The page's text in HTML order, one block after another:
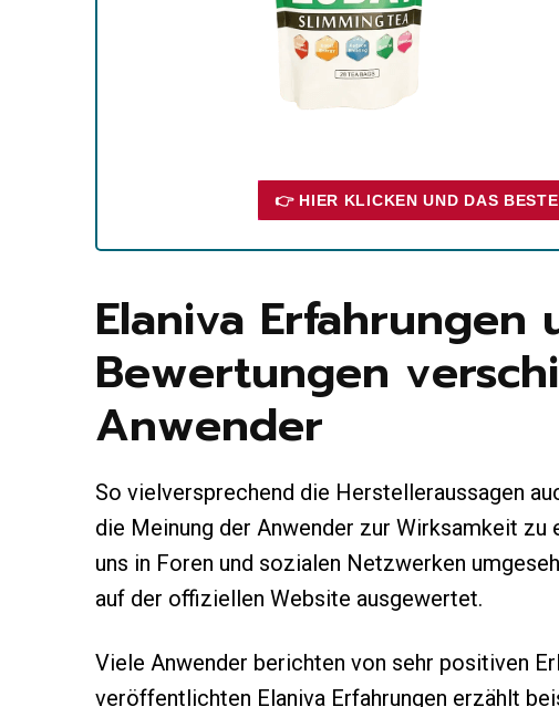
👉 HIER KLICKEN UND DAS
Elaniva Erfahrungen
Bewertungen
Anwender
So vielversprechend die Herstelleraussagen
die Meinung der Anwender zur Wirksamkeit zu
uns in Foren und sozialen Netzwerken
auf der offiziellen Website ausgewertet.
Viele Anwender berichten von sehr positiven
veröffentlichten Elaniva Erfahrungen erzählt